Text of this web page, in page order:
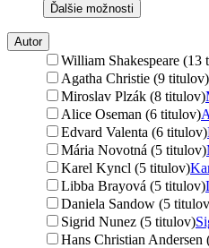
Ďalšie možnosti
Autor
William Shakespeare (13
Agatha Christie (9 titulov)
Miroslav Plzák (8 titulov)
Alice Oseman (6 titulov)
Edvard Valenta (6 titulov)
Mária Novotná (5 titulov)
Karel Kyncl (5 titulov)
Libba Brayová (5 titulov)
Daniela Sandow (5
Sigrid Nunez (5 titulov)
Hans Christian Andersen